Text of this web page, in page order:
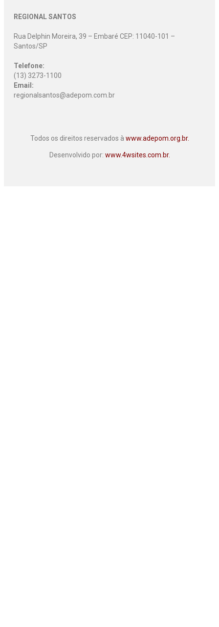
REGIONAL SANTOS
Rua Delphin Moreira, 39 – Embaré CEP: 11040-101 –
Santos/SP
Telefone:
(13) 3273-1100
Email:
regionalsantos@adepom.com.br
Todos os direitos reservados à www.adepom.org.br.
Desenvolvido por: www.4wsites.com.br.